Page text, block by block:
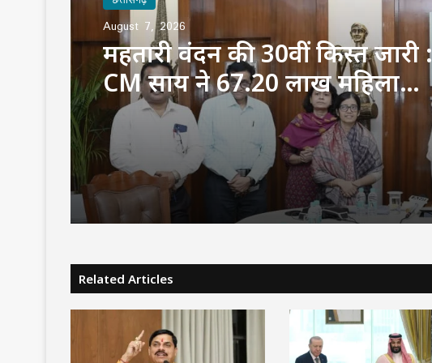
August 7, 2026
महतारी वंदन की 30वीं किस्त जारी :
CM साय ने 67.20 लाख महिलाओं
के खातों में ट्रांसफर किए ₹630.55
करोड़
Related Articles